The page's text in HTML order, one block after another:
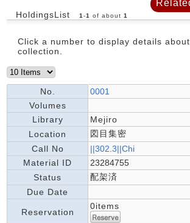
HoldingsList 1 -1 of about 1
Click a number to display details
collection.
No.
0001
Volumes
Library
Mejiro
Location
図目集密
Call No
||302.3||Chi
Material ID
23284755
Status
配架済
Due Date
Reservation
0items